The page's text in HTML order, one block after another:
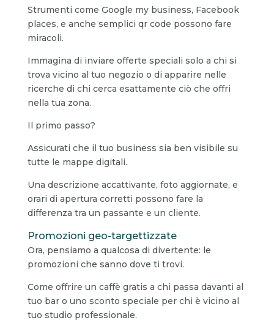
Strumenti come Google my business, Facebook
places, e anche semplici qr code possono fare
miracoli.
Immagina di inviare offerte speciali solo a chi si
trova vicino al tuo negozio o di apparire nelle
ricerche di chi cerca esattamente ciò che offri
nella tua zona.
Il primo passo?
Assicurati che il tuo business sia ben visibile su
tutte le mappe digitali.
Una descrizione accattivante, foto aggiornate, e
orari di apertura corretti possono fare la
differenza tra un passante e un cliente.
Promozioni geo-targettizzate
Ora, pensiamo a qualcosa di divertente: le
promozioni che sanno dove ti trovi.
Come offrire un caffè gratis a chi passa davanti al
tuo bar o uno sconto speciale per chi è vicino al
tuo studio professionale.